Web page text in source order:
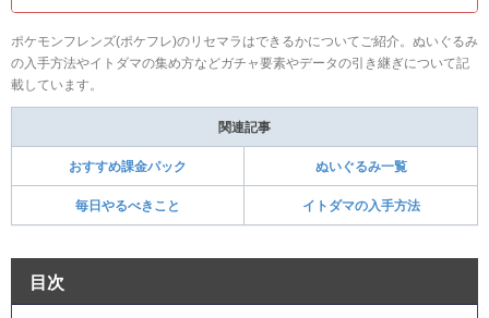
ポケモンフレンズ(ポケフレ)のリセマラはできるかについてご紹介。ぬいぐるみ
の入手方法やイトダマの集め方などガチャ要素やデータの引き継ぎについて記
載しています。
関連記事
おすすめ課金パック ぬいぐるみ一覧
毎日やるべきこと イトダマの入手方法
目次